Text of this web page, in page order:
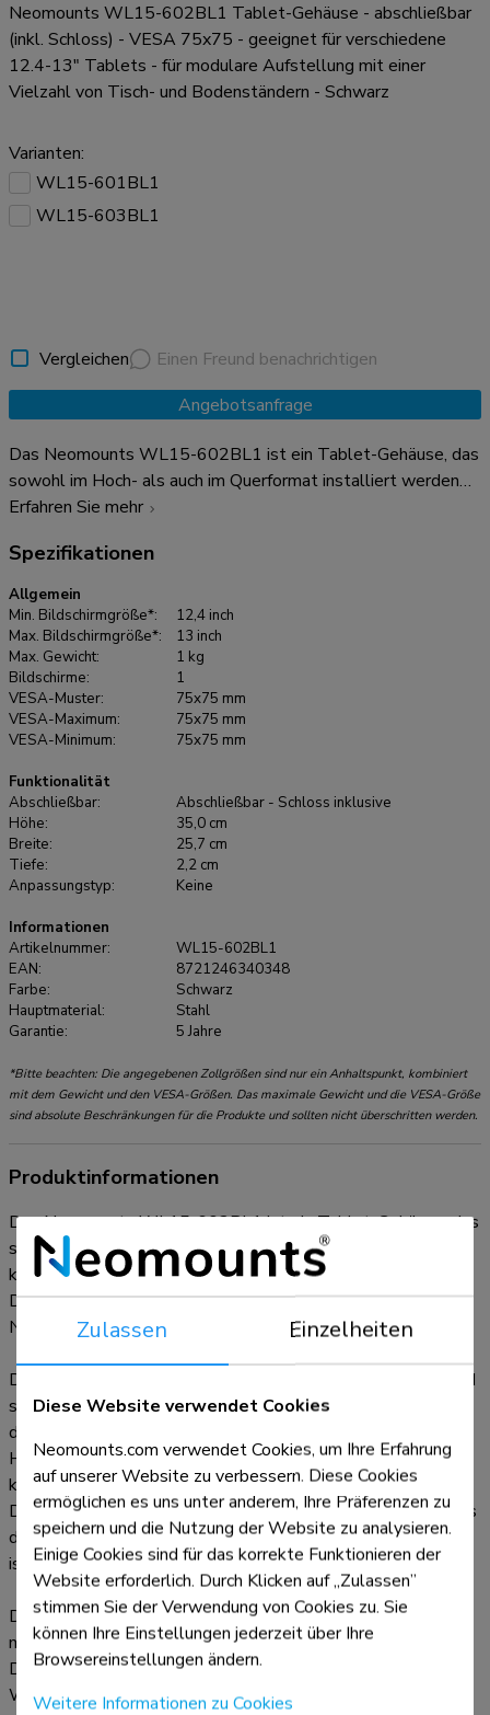
Neomounts WL15-602BL1 Tablet-Gehäuse - abschließbar
(inkl. Schloss) - VESA 75x75 - geeignet für verschiedene
12.4-13" Tablets - für modulare Aufstellung mit einer
Vielzahl von Tisch- und Bodenständern - Schwarz
Varianten:
WL15-601BL1
WL15-603BL1
Vergleichen
Einen Freund benachrichtigen
Angebotsanfrage
Das Neomounts WL15-602BL1 ist ein Tablet-Gehäuse, das
sowohl im Hoch- als auch im Querformat installiert werden
kann. Das Tablet-Gehäuse verfügt über ein
Neomounts-Ständern installiert werden. Die robuste
Aluminiumkonstruktion sorgt für eine sichere und stabile
Platzierung, während das Kabelmanagementsystem die
Verlegung der Kabel innerhalb oder außerhalb der Halterung
ermöglicht. Ein Kabel mit rechtwinkligem Stecker kann für
eine optimale Installation nützlich sein. Das clevere Design
umfasst verschiedene Tablet-Einlegeplatten, sodass die
Halterung für verschiedene 12,4-13"* Tablets geeignet ist.
Das Tablet-Gehäuse ist Teil eines modularen Aufbaus und
muss mit einem der folgenden Ständer kombiniert werden:
DS15- 629BL1 : Tischständer - für Tisch- oder
Wandmontage DS15- 631BL1 : Tischständer - für
Tischmontage oder freistehend DS15- 632BL1 :
Tischständer - für die Tischmontage FL15-627BL1 :
Bodenständer - neig- und drehbare Position FL15-628BL1 :
Bodenständer - feste Position im Quer- oder Hochformat
*Die richtige Halterung für Ihre Marke und Ihren Tablet-Typ
finden Sie in der Kompatibilitätsübersicht in der
Produktdokumentation.
Erfahren Sie mehr
Spezifikationen
Allgemein
Min. Bildschirmgröße*:
12,4 inch
Max. Bildschirmgröße*:
13 inch
Max. Gewicht:
1 kg
Bildschirme:
1
VESA-Muster:
75x75 mm
VESA-Maximum:
75x75 mm
VESA-Minimum:
75x75 mm
Funktionalität
Abschließbar:
Abschließbar - Schloss inklusive
Höhe:
35,0 cm
Breite:
25,7 cm
Tiefe:
2,2 cm
Anpassungstyp:
Keine
Informationen
Artikelnummer:
WL15-602BL1
EAN:
8721246340348
Farbe:
Schwarz
Hauptmaterial:
Stahl
Garantie:
5 Jahre
*Bitte beachten: Die angegebenen Zollgrößen sind nur ein Anhaltspunkt, kombiniert
mit dem Gewicht und den VESA-Größen. Das maximale Gewicht und die VESA-Größe
sind absolute Beschränkungen für die Produkte und sollten nicht überschritten werden.
Produktinformationen
Das Neomounts WL15-602BL1 ist ein Tablet-Gehäuse, das
sowohl im Hoch- als auch im Querformat installiert werden
kann. Das Tablet-Gehäuse verfügt über ein
Diebstahlschutzschloss und kann auf geeigneten
Neomounts-Ständern installiert werden.
Die robuste Aluminiumkonstruktion sorgt für eine sichere und
stabile Platzierung, während das Kabelmanagementsystem
die Verlegung der Kabel innerhalb oder außerhalb der
Halterung ermöglicht. Ein Kabel mit rechtwinkligem Stecker
kann für eine optimale Installation nützlich sein. Das clevere
Design umfasst verschiedene Tablet-Einlegeplatten, sodass
die Halterung für verschiedene 12,4-13"* Tablets geeignet
ist.
Das Tablet-Gehäuse ist Teil eines modularen Aufbaus und
muss mit einem der folgenden Ständer kombiniert werden:
DS15- 629BL1 : Tischständer - für Tisch- oder
Wandmontage
Zulassen Einzelheiten
Diese Website verwendet Cookies
Neomounts.com verwendet Cookies, um Ihre Erfahrung
auf unserer Website zu verbessern. Diese Cookies
ermöglichen es uns unter anderem, Ihre Präferenzen zu
speichern und die Nutzung der Website zu analysieren.
Einige Cookies sind für das korrekte Funktionieren der
Website erforderlich. Durch Klicken auf „Zulassen”
stimmen Sie der Verwendung von Cookies zu. Sie
können Ihre Einstellungen jederzeit über Ihre
Browsereinstellungen ändern.
Weitere Informationen zu Cookies